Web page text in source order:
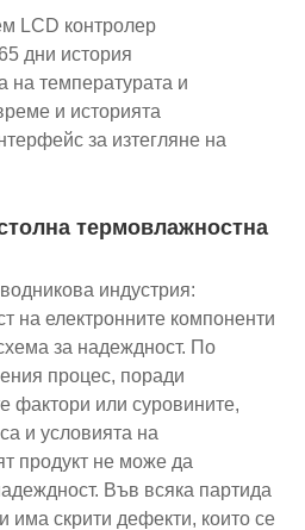
LCD контролер
дни история
на температурата и
и историята
за изтегляне на
термовлажностна
индустрия:
на електронните компоненти
за надеждност. По
процес, поради
фактори или суровините,
и условията на
продукт не може да
Във всяка партида
има скрити дефекти, които се